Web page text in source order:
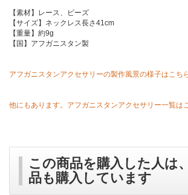
【素材】レース、ビーズ
【サイズ】ネックレス長さ41cm
【重量】約9g
【国】アフガニスタン製
アフガニスタンアクセサリーの製作風景の様子はこち
他にもあります。アフガニスタンアクセサリー一覧は
この商品を購入した人は
品も購入しています